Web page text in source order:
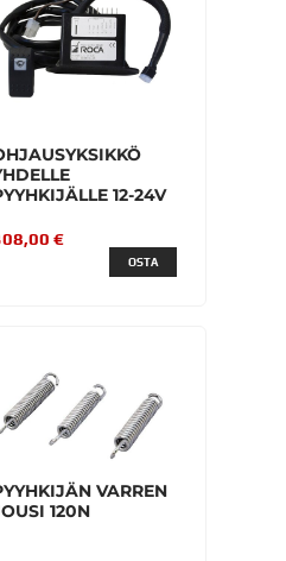
12-24V
€
OSTA
VARREN
120N